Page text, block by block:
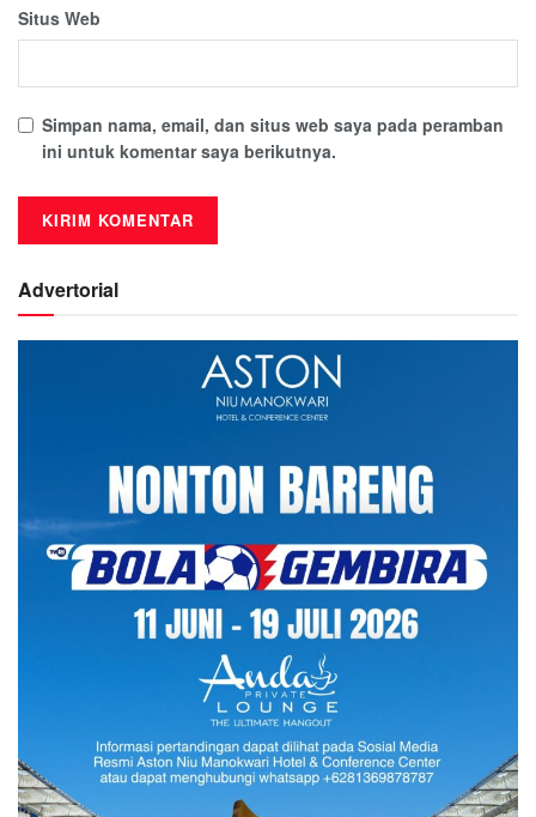
Situs Web
Simpan nama, email, dan situs web saya pada peramban
ini untuk komentar saya berikutnya.
Advertorial